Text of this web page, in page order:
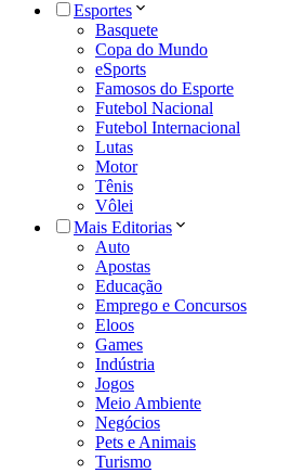
Esportes
Basquete
Copa do Mundo
eSports
Famosos do Esporte
Futebol Nacional
Futebol Internacional
Lutas
Motor
Tênis
Vôlei
Mais Editorias
Auto
Apostas
Educação
Emprego e Concursos
Eloos
Games
Indústria
Jogos
Meio Ambiente
Negócios
Pets e Animais
Turismo